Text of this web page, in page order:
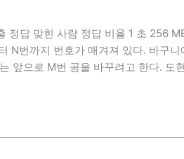
답 맞힌 사람 정답 비율 1 초 256
N번까지 번호가 매겨져 있다. 바구니
앞으로 M번 공을 바꾸려고 한다. 도